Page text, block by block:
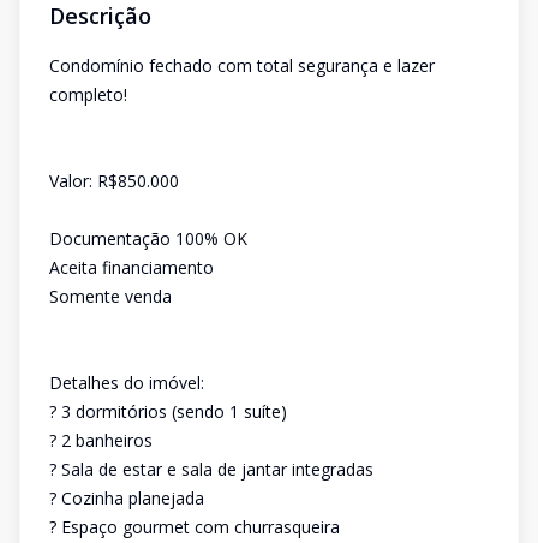
Descrição
Condomínio fechado com total segurança e lazer
completo!
Valor: R$850.000
Documentação 100% OK
Aceita financiamento
Somente venda
Detalhes do imóvel:
? 3 dormitórios (sendo 1 suíte)
? 2 banheiros
? Sala de estar e sala de jantar integradas
? Cozinha planejada
? Espaço gourmet com churrasqueira